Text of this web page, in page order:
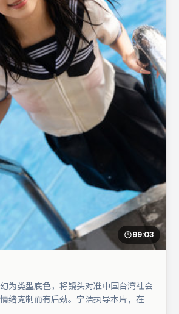
99:03
为类型底色，将镜头对准中国台湾社会
绪克制而有后劲。宁浩执导本片，在场